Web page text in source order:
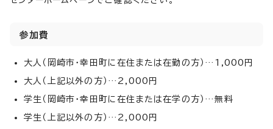
参加費
大人（岡崎市・幸田町に在住または在勤の方）…1,000円
大人（上記以外の方）…2,000円
学生（岡崎市・幸田町に在住または在学の方）…無料
学生（上記以外の方）…2,000円